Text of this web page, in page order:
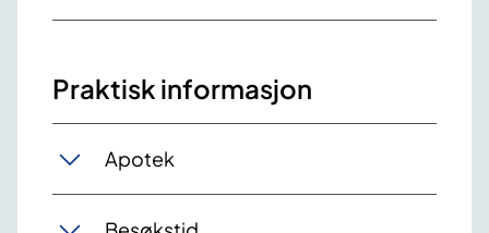
Praktisk informasjon
Apotek